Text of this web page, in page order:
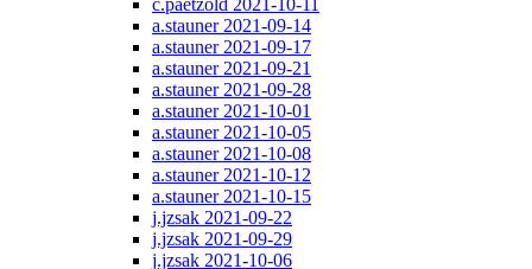
a.stauner 2021-09-14
a.stauner 2021-09-17
a.stauner 2021-09-21
a.stauner 2021-09-28
a.stauner 2021-10-01
a.stauner 2021-10-05
a.stauner 2021-10-08
a.stauner 2021-10-12
a.stauner 2021-10-15
j.jzsak 2021-09-22
j.jzsak 2021-09-29
j.jzsak 2021-10-06